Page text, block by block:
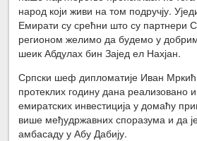
народ који живи на том подручју.
Емирати су срећни што су партнери
регионом желимо да будемо у
шеик Абдулах бин Зајед ел Нахјан.
Српски шеф дипломатије Иван Мркић
протеклих годину дана реализовано
емиратских инвестиција у домаћу
више међудржавних споразума и да
амбасаду у Абу Дабију.